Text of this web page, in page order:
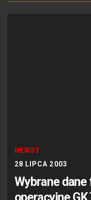
NEWSY
28 LIPCA 2003
Wybrane